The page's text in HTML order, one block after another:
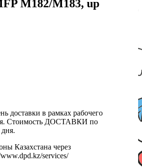
M182/M183, up
доставки в рамках рабочего
Стоимость ДОСТАВКИ по
Казахстана через
services/